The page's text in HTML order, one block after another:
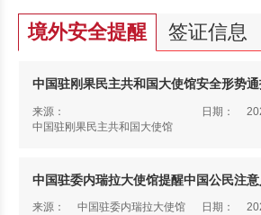
境外安全提醒 签证信息
来源：
中国驻刚果民主共和国大使馆
日期：
来源： 中国驻委内瑞拉大使馆 日期：